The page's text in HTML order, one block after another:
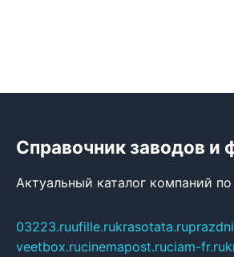
Справочник заводов и
Актуальный каталог компаний
03223.ruufille.rukrasotata.ru
veetbox.rucinemapost.ruciam-fr.ru